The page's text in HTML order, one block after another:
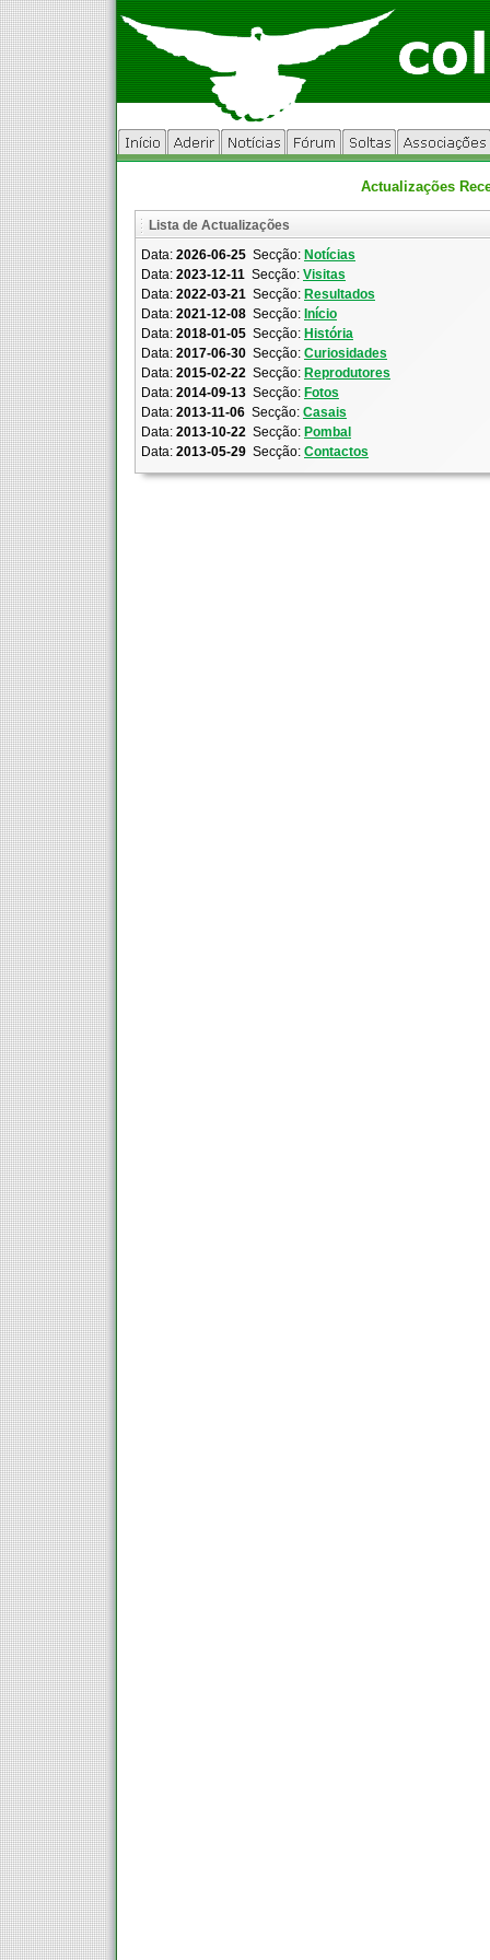
Actualizações
Lista de Actualizações
Data: 2026-06-25 Secção: Notícias
Data: 2023-12-11 Secção: Visitas
Data: 2022-03-21 Secção: Resultados
Data: 2021-12-08 Secção: Início
Data: 2018-01-05 Secção: História
Data: 2017-06-30 Secção: Curiosidades
Data: 2015-02-22 Secção: Reprodutores
Data: 2014-09-13 Secção: Fotos
Data: 2013-11-06 Secção: Casais
Data: 2013-10-22 Secção: Pombal
Data: 2013-05-29 Secção: Contactos